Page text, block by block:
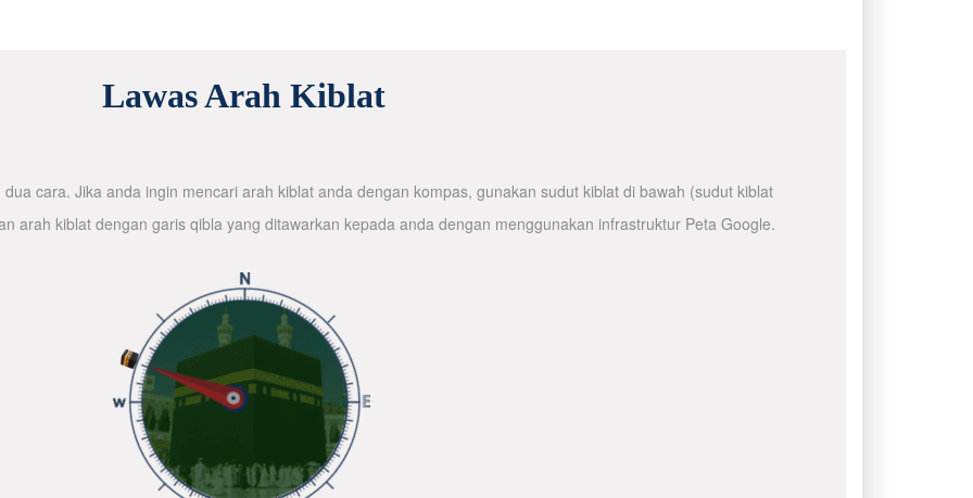
Lawas Arah Kiblat
cara. Jika anda ingin mencari arah kiblat anda dengan kompas, gunakan sudut kiblat di bawah (sudut kiblat
arah kiblat dengan garis qibla yang ditawarkan kepada anda dengan menggunakan infrastruktur Peta Google.